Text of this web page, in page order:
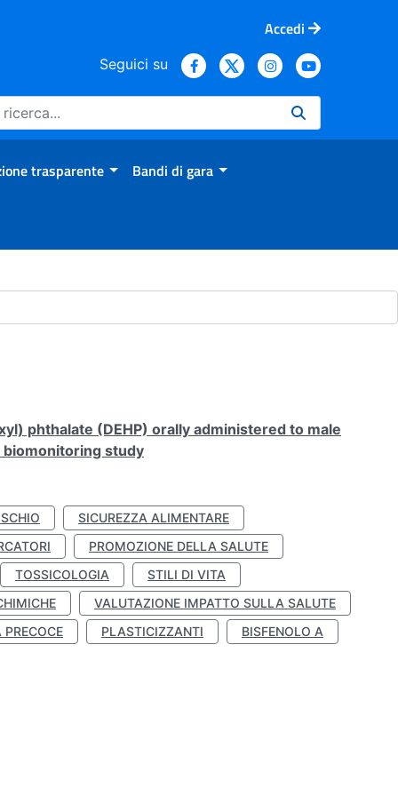
Accedi
Seguici su
trasparente Bandi di gara
phthalate (DEHP) orally administered to male
biomonitoring study
SICUREZZA ALIMENTARE
PROMOZIONE DELLA SALUTE
TOSSICOLOGIA
STILI DI VITA
VALUTAZIONE IMPATTO SULLA SALUTE
PRECOCE
PLASTICIZZANTI BISFENOLO A